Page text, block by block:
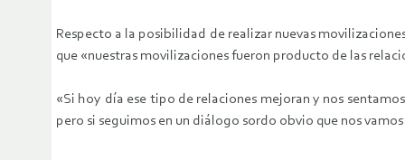
Respecto a la posibilidad de realizar nuevas
que «nuestras movilizaciones fueron producto de las
«Si hoy día ese tipo de relaciones mejoran y nos
pero si seguimos en un diálogo sordo obvio que nos